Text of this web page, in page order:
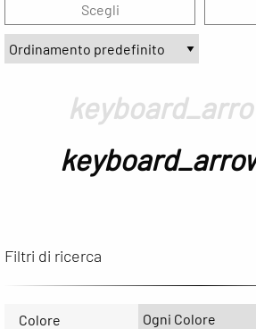
Scegli
Filtri di ricerca
Colore